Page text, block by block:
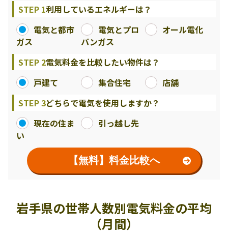
STEP 1利用しているエネルギーは？
電気と都市
ガス
電気とプロ
パンガス
オール電化
STEP 2電気料金を比較したい物件は？
戸建て
集合住宅
店舗
STEP 3どちらで電気を使用しますか？
現在の住ま
い
引っ越し先
【無料】料金比較へ
岩手県の世帯人数別電気料金の平均
（月間）